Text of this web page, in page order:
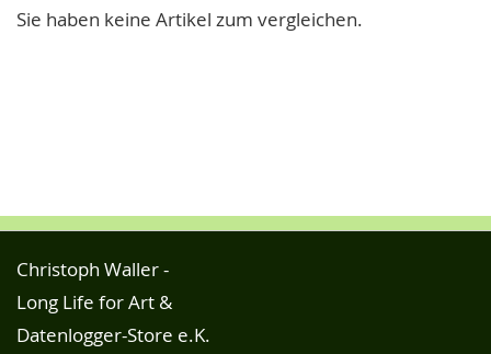
Sie haben keine Artikel zum vergleichen.
Christoph Waller -
Long Life for Art &
Datenlogger-Store e.K.